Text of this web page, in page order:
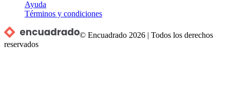
Ayuda
Términos y condiciones
© Encuadrado 2026 |Todos los derechos
reservados